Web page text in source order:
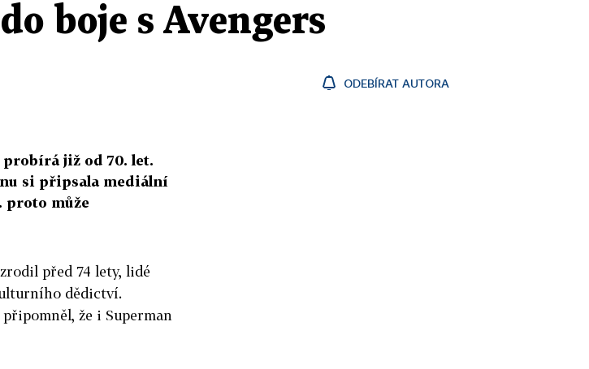
boje s Avengers
ODEBÍRAT AUTORA
probírá již od 70. let.
si připsala mediální
proto může
před 74 lety, lidé
dědictví.
že i Superman